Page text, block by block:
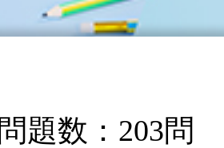
問題数：203問